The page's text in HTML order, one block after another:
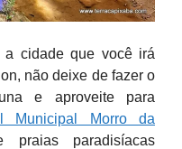
a cidade que você irá
não deixe de fazer o
e aproveite para
Municipal Morro da
paradisíacas